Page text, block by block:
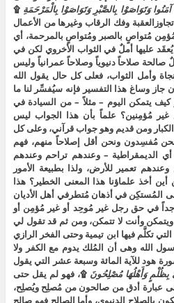
آمَنُوا وَتَوَاصَوْا بِالصَّبْرِ وَتَوَاصَوْا بِالْمَرْحَمَةِ ۩
وفك الرقاب وغيرها من الأعمال
مُتواصٍ بالصبر ومُتواصٍ بالمرحمة، أي
عليها أملٌ في الثواب الأخروي لكن في
صالحة صلاحاً دنيوياً وصلاحاً عمرانياً وليس
وأمل الثواب، فعلى كل حال يقول الله
جاز وساغ هذا التفسير فإنه سيُفسِّر لنا ما
يتمكن اليوم – مثلاً – من السيادة في
مُؤمِنين؟ علماً بأن هذا الجواب ليس
ومن قديم وهو جواب قرآني، وعلى كل
مُفسِدون ونحن أقل إصلاحاً منهم، فهم
الديمقراطية – وعندهم تراحم وعندهم
تعمير للأرض، ولذا بطبيعة الأمور
أخذ علماؤنا هذا المعنى الخطير؟ هذا
المُستكِن في أذهان مُتطرفي أهل الأديان
في حق رجل غير مُوحِد أو غير مُؤمِن أو
وأنت لا تتمكن، ومن ثم قد تقول لي
تكلَّم فيها ابن تيمية وحتى الفخر الرازي
الله وهى أن المُلك يدوم مع الكفر ولا
هود للآية المائة وسبعة عشر التي يقول
بِظُلْمٍ وَأَهْلُهَا مُصْلِحُونَ ۩، فهو لم يقل حتى
عبارة أدق من صالحون من مُصلِح ويُصلِح،
بالصلاح الدنيوي، وأما الصالح فهو صالح